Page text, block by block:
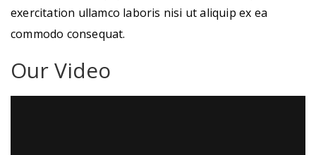
exercitation ullamco laboris nisi ut aliquip ex ea
commodo consequat.
Our Video